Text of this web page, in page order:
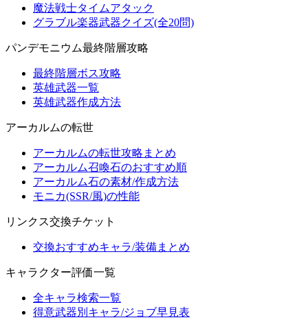
魔法戦士タイムアタック
グラブル楽器武器クイズ(全20問)
パンデモニウム最終階層攻略
最終階層ボス攻略
英雄武器一覧
英雄武器作成方法
アーカルムの転世
アーカルムの転世攻略まとめ
アーカルム召喚石のおすすめ順
アーカルム石の素材/作成方法
モニカ(SSR/風)の性能
リンクス交換チケット
交換おすすめキャラ/装備まとめ
キャラクター評価一覧
全キャラ検索一覧
得意武器別キャラ/ジョブ早見表